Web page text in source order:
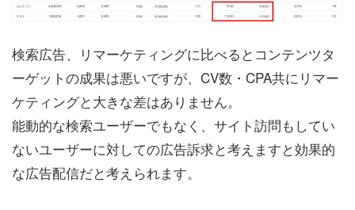
検索広告、リマーケティングに比べるとコンテンツタ
ーゲットの成果は悪いですが、CV数・CPA共にリマー
ケティングと大きな差はありません。
能動的な検索ユーザーでもなく、サイト訪問もしてい
ないユーザーに対しての広告訴求と考えますと効果的
な広告配信だと考えられます。